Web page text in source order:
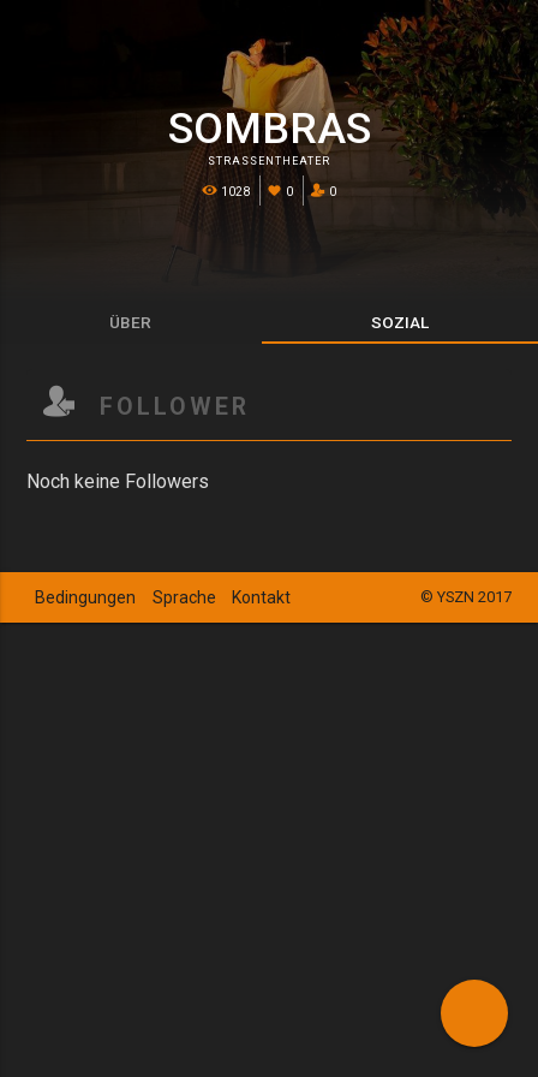
SOMBRAS
STRASSENTHEATER
1028 0 0
ÜBER SOZIAL
FOLLOWER
Noch keine Followers
© YSZN 2017
Bedingungen Sprache Kontakt